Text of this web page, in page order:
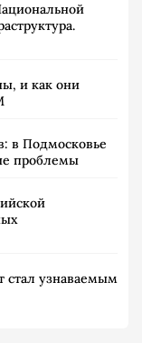
и как они
в Подмосковье
проблемы
стал узнаваемым